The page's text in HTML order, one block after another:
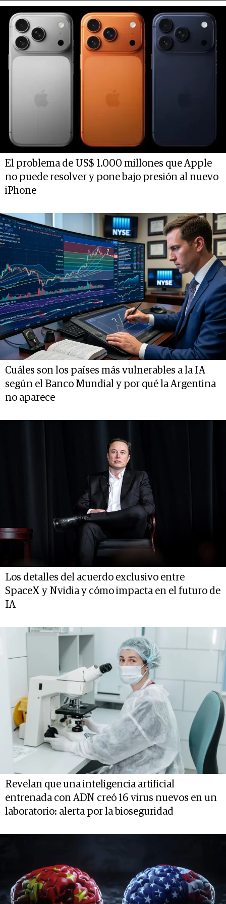
El problema de US$ 1.000 millones que Apple
no puede resolver y pone bajo presión al nuevo
iPhone
Cuáles son los países más vulnerables a la IA
según el Banco Mundial y por qué la Argentina
no aparece
Los detalles del acuerdo exclusivo entre
SpaceX y Nvidia y cómo impacta en el futuro de
IA
Revelan que una inteligencia artificial
entrenada con ADN creó 16 virus nuevos en un
laboratorio: alerta por la bioseguridad